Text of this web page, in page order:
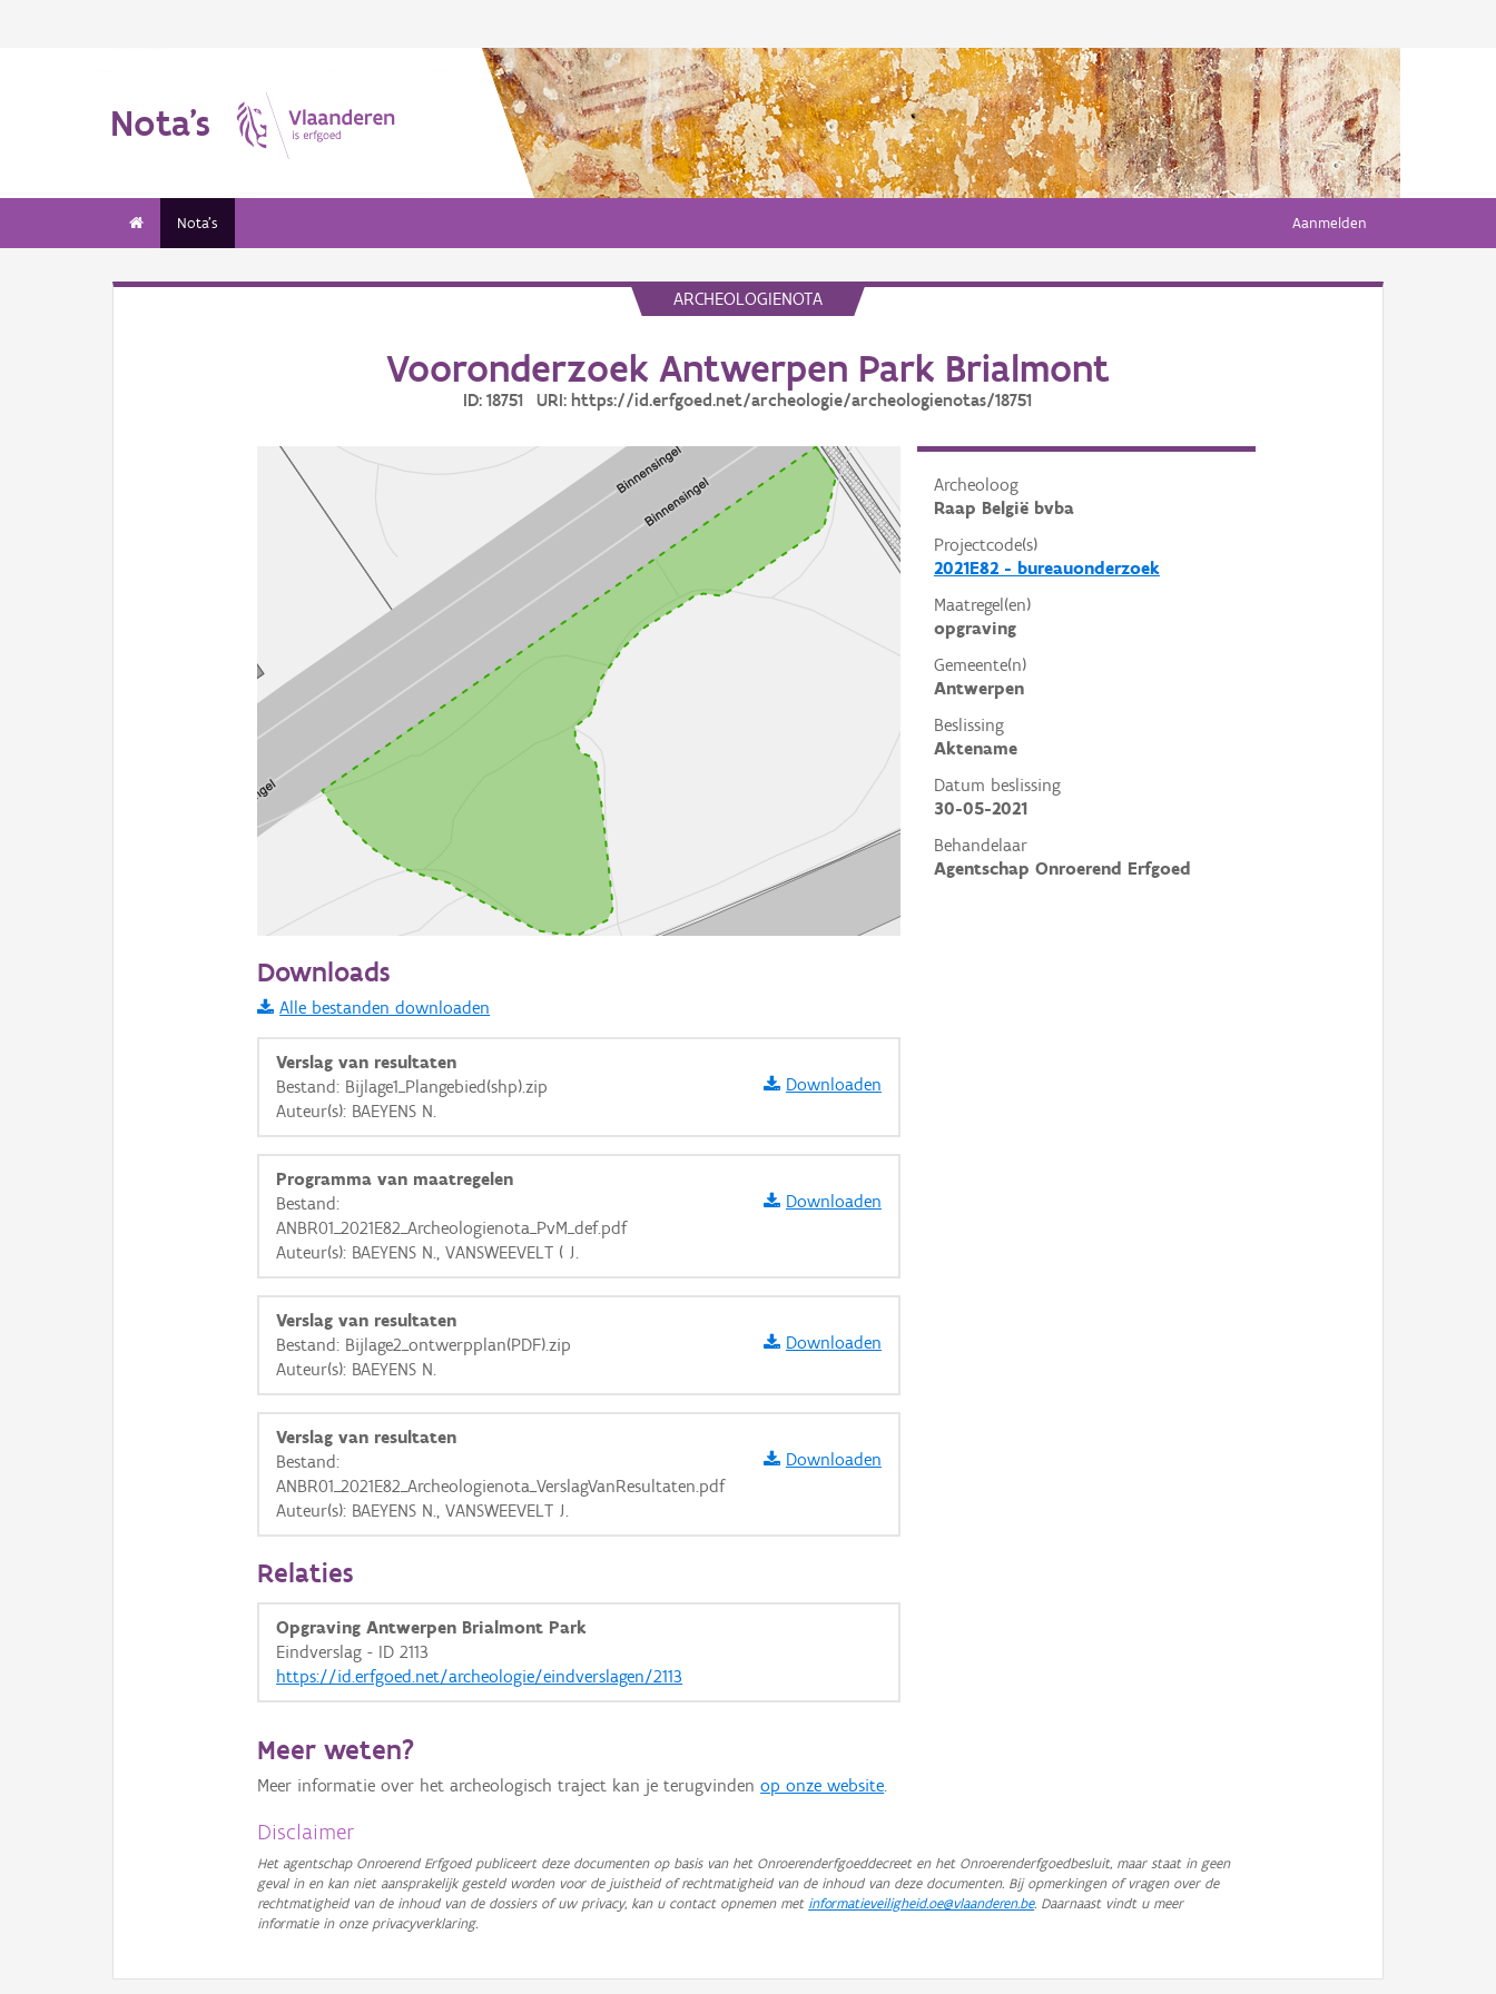
Nota's
Nota's Aanmelden
ARCHEOLOGIENOTA
Vooronderzoek Antwerpen Park Brialmont
ID: 18751 URI: https://id.erfgoed.net/archeologie/archeologienotas/18751
Archeoloog
Raap België bvba
Projectcode(s)
2021E82 - bureauonderzoek
Maatregel(en)
opgraving
Gemeente(n)
Antwerpen
Beslissing
Aktename
Datum beslissing
30-05-2021
Behandelaar
Agentschap Onroerend Erfgoed
Informatie Vlaanderen
i
+ −
Basis Lagen
OSM-Basiskaart
Ortho
GRB-Basiskaart
GRB-Basiskaart in grijswaarden
Downloads
Alle bestanden downloaden
Verslag van resultaten
Bestand: Bijlage1_Plangebied(shp).zip
Auteur(s): BAEYENS N.
Downloaden
Programma van maatregelen
Bestand:
ANBR01_2021E82_Archeologienota_PvM_def.pdf
Auteur(s): BAEYENS N., VANSWEEVELT ( J.
Downloaden
Verslag van resultaten
Bestand: Bijlage2_ontwerpplan(PDF).zip
Auteur(s): BAEYENS N.
Downloaden
Verslag van resultaten
Bestand:
ANBR01_2021E82_Archeologienota_VerslagVanResultaten.pdf
Auteur(s): BAEYENS N., VANSWEEVELT J.
Downloaden
Relaties
Opgraving Antwerpen Brialmont Park
Eindverslag - ID 2113
https://id.erfgoed.net/archeologie/eindverslagen/2113
Meer weten?
Meer informatie over het archeologisch traject kan je terugvindenop onze website.
Disclaimer
Het agentschap Onroerend Erfgoed publiceert deze documenten op basis van het Onroerenderfgoeddecreet en het Onroerenderfgoedbesluit, maar staat in geen
geval in en kan niet aansprakelijk gesteld worden voor de juistheid of rechtmatigheid van de inhoud van deze documenten. Bij opmerkingen of vragen over de
rechtmatigheid van de inhoud van de dossiers of uw privacy, kan u contact opnemen met informatieveiligheid.oe@vlaanderen.be. Daarnaast vindt u meer
informatie in onze privacyverklaring.